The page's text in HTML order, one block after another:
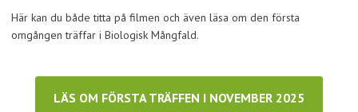
Här kan du både titta på filmen och även läsa om den första
omgången träffar i Biologisk Mångfald.
LÄS OM FÖRSTA TRÄFFEN I NOVEMBER 2025